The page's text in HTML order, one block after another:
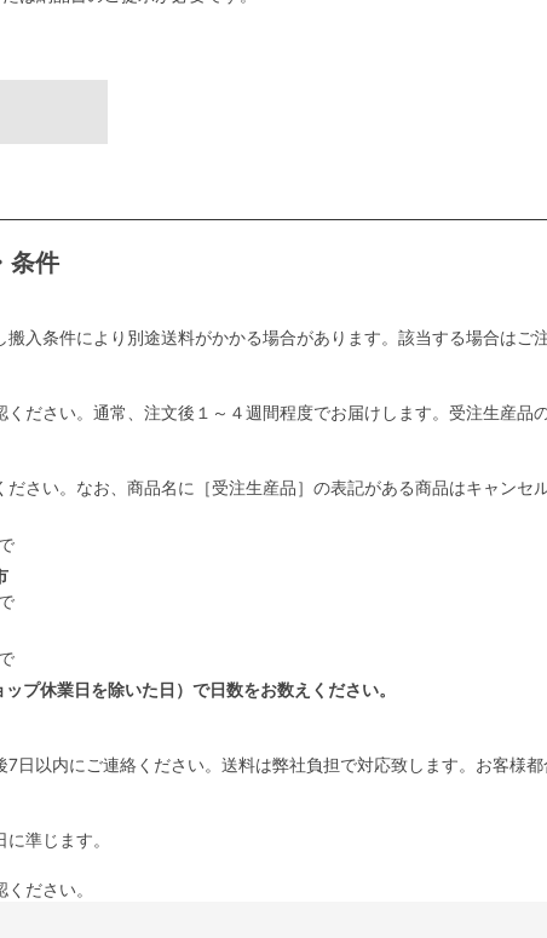
条件
入条件により別途送料がかかる場合があります。該当する場合はご
ださい。通常、注文後１～４週間程度でお届けします。受注生産品
さい。なお、商品名に［受注生産品］の表記がある商品はキャンセ
プ休業日を除いた日）で日数をお数えください。
日以内にご連絡ください。送料は弊社負担で対応致します。お客様都
準じます。
ださい。